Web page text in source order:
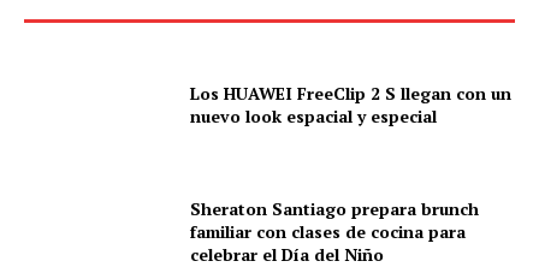
Los HUAWEI FreeClip 2 S llegan con un
nuevo look espacial y especial
Sheraton Santiago prepara brunch
familiar con clases de cocina para
celebrar el Día del Niño